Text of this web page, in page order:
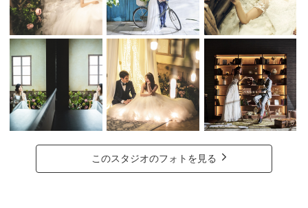
このスタジオのフォトを見る